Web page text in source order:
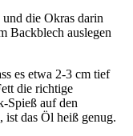
die Okras darin
Backblech auslegen
es etwa 2-3 cm tief
die richtige
Spieß auf den
ist das Öl heiß genug.